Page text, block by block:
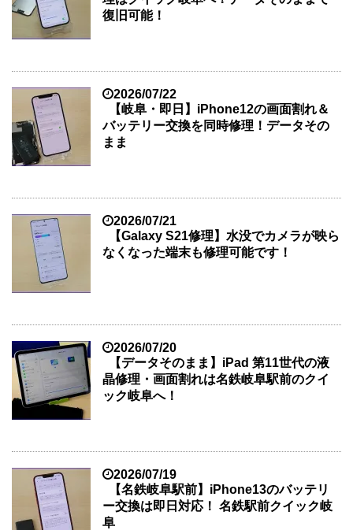
復旧可能！
2026/07/22
【岐阜・即日】iPhone12の画面割れ＆
バッテリー交換を同時修理！データその
まま
2026/07/21
【Galaxy S21修理】水没でカメラが映ら
なくなった端末も修理可能です！
2026/07/20
【データそのまま】iPad 第11世代の液
晶修理・画面割れは名鉄岐阜駅前のクイ
ック岐阜へ！
2026/07/19
【名鉄岐阜駅前】iPhone13のバッテリ
ー交換は即日対応！ 名鉄駅前クイック岐
阜